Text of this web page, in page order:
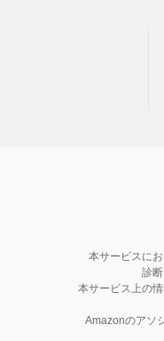
本サービスに
診
本サービス上の
Amazonのアソ